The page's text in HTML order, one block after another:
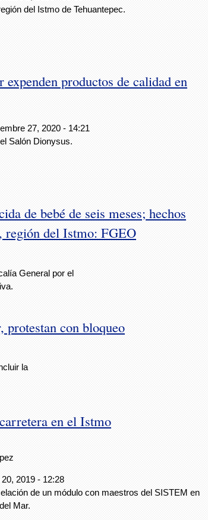
del Istmo de Tehuantepec.
productos de calidad en
27, 2020 - 14:21
Salón Dionysus.
de bebé de seis meses; hechos
región del Istmo: FGEO
General por el
protestan con bloqueo
la
en el Istmo
2019 - 12:28
de un módulo con maestros del SISTEM en
Mar.